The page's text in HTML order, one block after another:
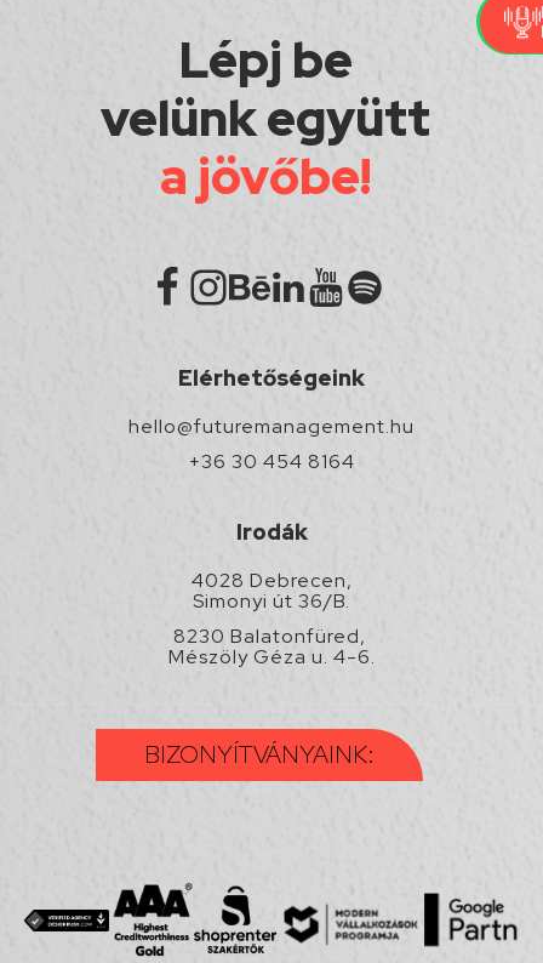
Lépj be
velünk együtt
a jövőbe!
Elérhetőségeink
hello@futuremanagement.hu
+36 30 454 8164
Irodák
4028 Debrecen,
Simonyi út 36/B.
8230 Balatonfüred,
Mészöly Géza u. 4-6.
BIZONYÍTVÁNYAINK: